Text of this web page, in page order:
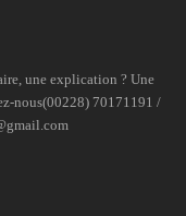
une explication ? Une
nous(00228) 70171191 /